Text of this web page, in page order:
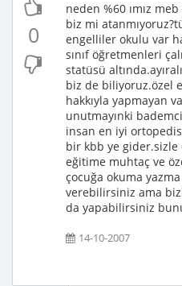
0
neden %60 ımız
biz mi
engelliler okulu var
sınıf öğretmenleri
statüsü
biz de biliyoruz.özel
hakkıyla yapmayan
unutmayınki
insan en iyi
bir kbb ye gider.sizle
eğitime muhtaç ve
çocuğa okuma
verebilirsiniz ama
da yapabilirsiniz
14-10-2007